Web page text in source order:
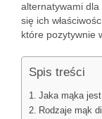
alternatywami
się ich
które pozytywnie
Spis treści
Jaka mąka
Rodzaje mąk